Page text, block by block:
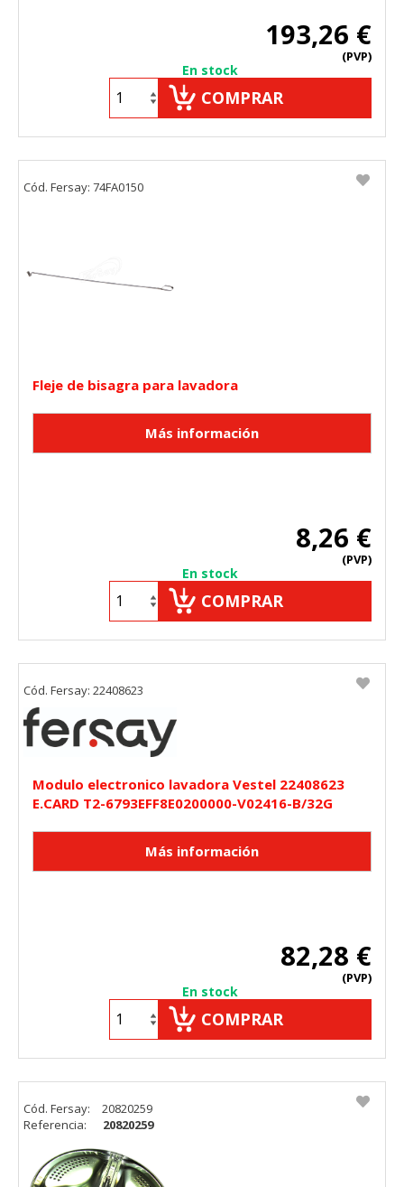
193,26 €
(PVP)
En stock
COMPRAR
Fleje de bisagra para lavadora
8,26 €
(PVP)
En stock
COMPRAR
Cód. Fersay: 74FA0150
Modulo electronico lavadora Vestel 22408623
E.CARD T2-6793EFF8E0200000-V02416-B/32G
82,28 €
(PVP)
En stock
COMPRAR
Cód. Fersay: 22408623
Cód. Fersay:
20820259
Referencia:
20820259